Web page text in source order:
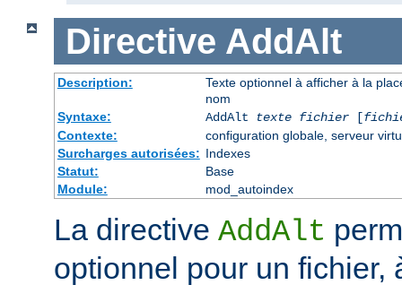
Directive AddAlt
Description:
Texte optionnel à afficher à la
nom
Syntaxe:
AddAlt texte fichier[
Contexte:
configuration globale, serveur
Surcharges autorisées: Indexes
Statut:
Base
Module:
mod_autoindex
La directive AddAlt
optionnel pour un fichier,